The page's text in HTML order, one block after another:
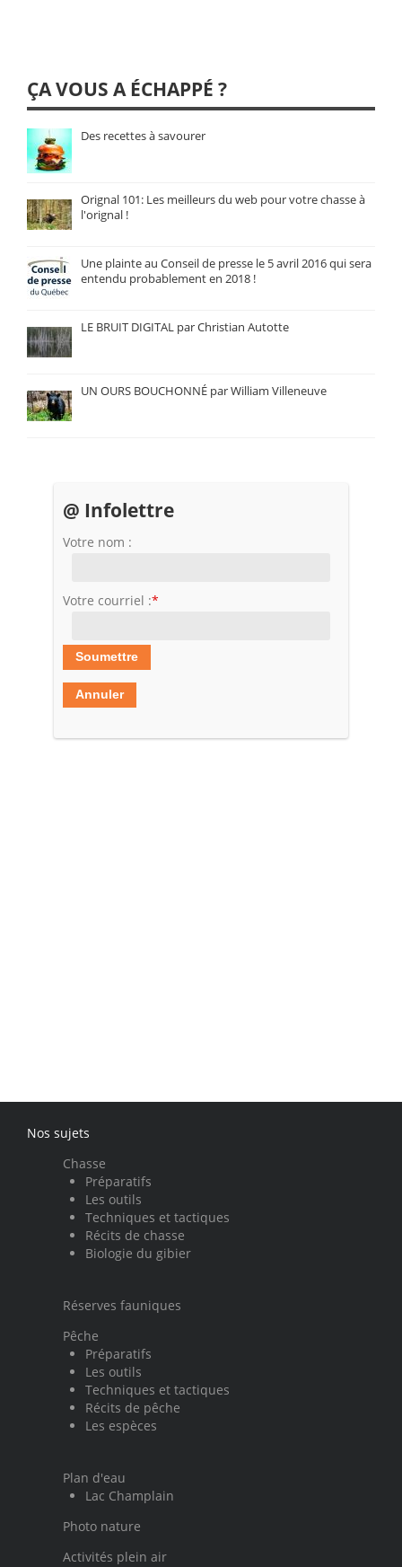
ÇA VOUS A ÉCHAPPÉ ?
Des recettes à savourer
Orignal 101: Les meilleurs du web pour votre chasse à
l'orignal !
Une plainte au Conseil de presse le 5 avril 2016 qui sera
entendu probablement en 2018 !
LE BRUIT DIGITAL par Christian Autotte
UN OURS BOUCHONNÉ par William Villeneuve
@ Infolettre
Votre nom :
Votre courriel :*
Nos sujets
Chasse
Préparatifs
Les outils
Techniques et tactiques
Récits de chasse
Biologie du gibier
Réserves fauniques
Pêche
Préparatifs
Les outils
Techniques et tactiques
Récits de pêche
Les espèces
Plan d'eau
Lac Champlain
Photo nature
Activités plein air